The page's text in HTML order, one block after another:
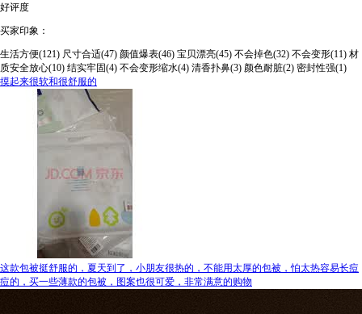
好评度
买家印象：
生活方便(121) 尺寸合适(47) 颜值爆表(46) 宝贝漂亮(45) 不会掉色(32) 不会变形(11) 材
质安全放心(10) 结实牢固(4) 不会变形缩水(4) 清香扑鼻(3) 颜色耐脏(2) 密封性强(1)
摸起来很软和很舒服的
这款包被挺舒服的，夏天到了，小朋友很热的，不能用太厚的包被，怕太热容易长痘
痘的，买一些薄款的包被，图案也很可爱，非常满意的购物